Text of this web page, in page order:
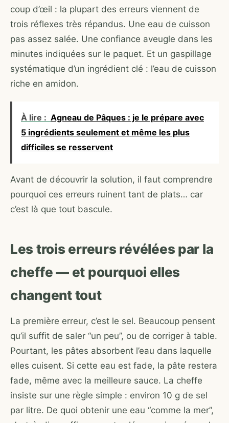
coup d’œil : la plupart des erreurs viennent de
trois réflexes très répandus. Une eau de cuisson
pas assez salée. Une confiance aveugle dans les
minutes indiquées sur le paquet. Et un gaspillage
systématique d’un ingrédient clé : l’eau de cuisson
riche en amidon.
À lire : Agneau de Pâques : je le prépare avec
5 ingrédients seulement et même les plus
difficiles se resservent
Avant de découvrir la solution, il faut comprendre
pourquoi ces erreurs ruinent tant de plats… car
c’est là que tout bascule.
Les trois erreurs révélées par la
cheffe — et pourquoi elles
changent tout
La première erreur, c’est le sel. Beaucoup pensent
qu’il suffit de saler “un peu”, ou de corriger à table.
Pourtant, les pâtes absorbent l’eau dans laquelle
elles cuisent. Si cette eau est fade, la pâte restera
fade, même avec la meilleure sauce. La cheffe
insiste sur une règle simple : environ 10 g de sel
par litre. De quoi obtenir une eau “comme la mer”,